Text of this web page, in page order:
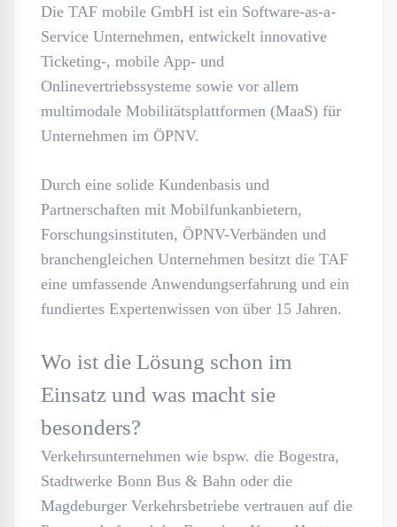
Die TAF mobile GmbH ist ein Software-as-a-
Service Unternehmen, entwickelt innovative
Ticketing-, mobile App- und
Onlinevertriebssysteme sowie vor allem
multimodale Mobilitätsplattformen (MaaS) für
Unternehmen im ÖPNV.
Durch eine solide Kundenbasis und
Partnerschaften mit Mobilfunkanbietern,
Forschungsinstituten, ÖPNV-Verbänden und
branchengleichen Unternehmen besitzt die TAF
eine umfassende Anwendungserfahrung und ein
fundiertes Expertenwissen von über 15 Jahren.
Wo ist die Lösung schon im
Einsatz und was macht sie
besonders?
Verkehrsunternehmen wie bspw. die Bogestra,
Stadtwerke Bonn Bus & Bahn oder die
Magdeburger Verkehrsbetriebe vertrauen auf die